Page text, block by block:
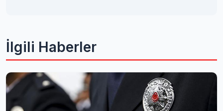
İlgili Haberler